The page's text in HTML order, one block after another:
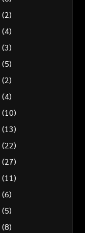
(2)
(4)
(3)
(5)
(2)
(4)
(10)
(13)
(22)
(27)
(11)
(6)
(5)
(8)